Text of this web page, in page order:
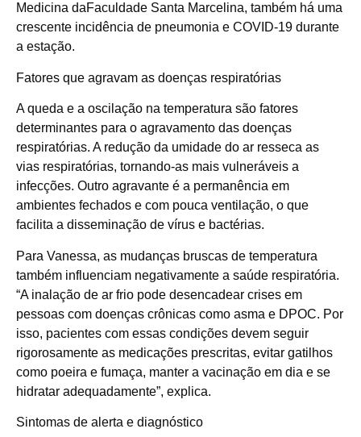
Medicina daFaculdade Santa Marcelina, também há uma
crescente incidência de pneumonia e COVID-19 durante
a estação.
Fatores que agravam as doenças respiratórias
A queda e a oscilação na temperatura são fatores
determinantes para o agravamento das doenças
respiratórias. A redução da umidade do ar resseca as
vias respiratórias, tornando-as mais vulneráveis a
infecções. Outro agravante é a permanência em
ambientes fechados e com pouca ventilação, o que
facilita a disseminação de vírus e bactérias.
Para Vanessa, as mudanças bruscas de temperatura
também influenciam negativamente a saúde respiratória.
“A inalação de ar frio pode desencadear crises em
pessoas com doenças crônicas como asma e DPOC. Por
isso, pacientes com essas condições devem seguir
rigorosamente as medicações prescritas, evitar gatilhos
como poeira e fumaça, manter a vacinação em dia e se
hidratar adequadamente”, explica.
Sintomas de alerta e diagnóstico